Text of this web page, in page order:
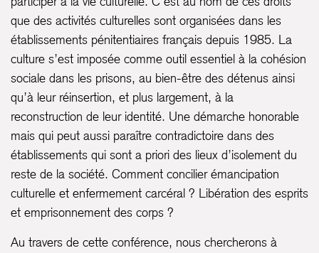
que des activités culturelles sont organisées dans les
établissements pénitentiaires français depuis 1985. La
culture s’est imposée comme outil essentiel à la cohésion
sociale dans les prisons, au bien-être des détenus ainsi
qu’à leur réinsertion, et plus largement, à la
reconstruction de leur identité. Une démarche honorable
mais qui peut aussi paraître contradictoire dans des
établissements qui sont a priori des lieux d’isolement du
reste de la société. Comment concilier émancipation
culturelle et enfermement carcéral ? Libération des esprits
et emprisonnement des corps ?
Au travers de cette conférence, nous chercherons à